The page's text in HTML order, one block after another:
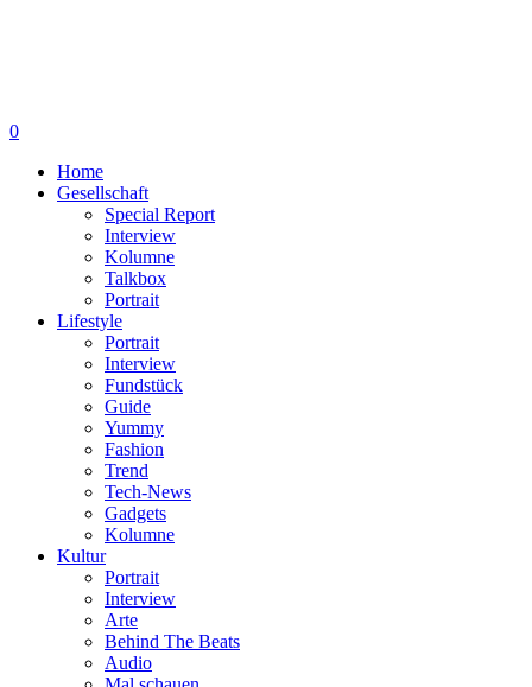
0
Home
Gesellschaft
Special Report
Interview
Kolumne
Talkbox
Portrait
Lifestyle
Portrait
Interview
Fundstück
Guide
Yummy
Fashion
Trend
Tech-News
Gadgets
Kolumne
Kultur
Portrait
Interview
Arte
Behind The Beats
Audio